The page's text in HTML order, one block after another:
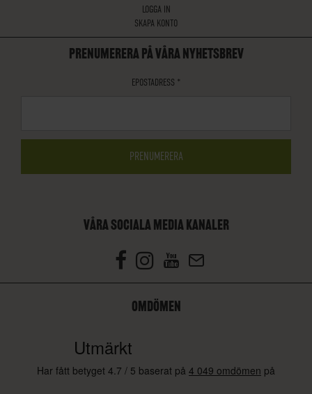
LOGGA IN
SKAPA KONTO
PRENUMERERA PÅ VÅRA NYHETSBREV
EPOSTADRESS *
VÅRA SOCIALA MEDIA KANALER
OMDÖMEN